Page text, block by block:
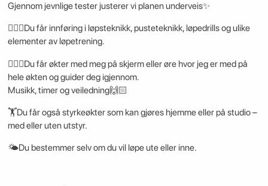
Gjennom jevnlige tester justerer vi planen underveis✨
🏃🏼‍♀️Du får innføring i løpsteknikk, pusteteknikk, løpedrills og ulike
elementer av løpetrening.
🏃🏼‍♀️Du får økter med meg på skjerm eller øre hvor jeg er med på
hele økten og guider deg igjennom.
Musikk, timer og veiledning🙌🏻
🏋️Du får også styrkeøkter som kan gjøres hjemme eller på studio –
med eller uten utstyr.
🌤️Du bestemmer selv om du vil løpe ute eller inne.